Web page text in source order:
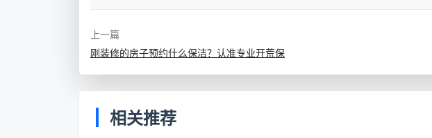
精细开荒
包含标准项，外加全屋除胶除漆点、五金件抛光、踢脚线槽吸
玻璃专项
清洁
二手房翻
新保洁
旧家具搬移后的深度清洁、厨房重油污瓦解、卫生间水垢霉斑
根除、全屋消毒
上一篇
刚装修的房子预约什么保洁？认准专业开荒保
相关推荐